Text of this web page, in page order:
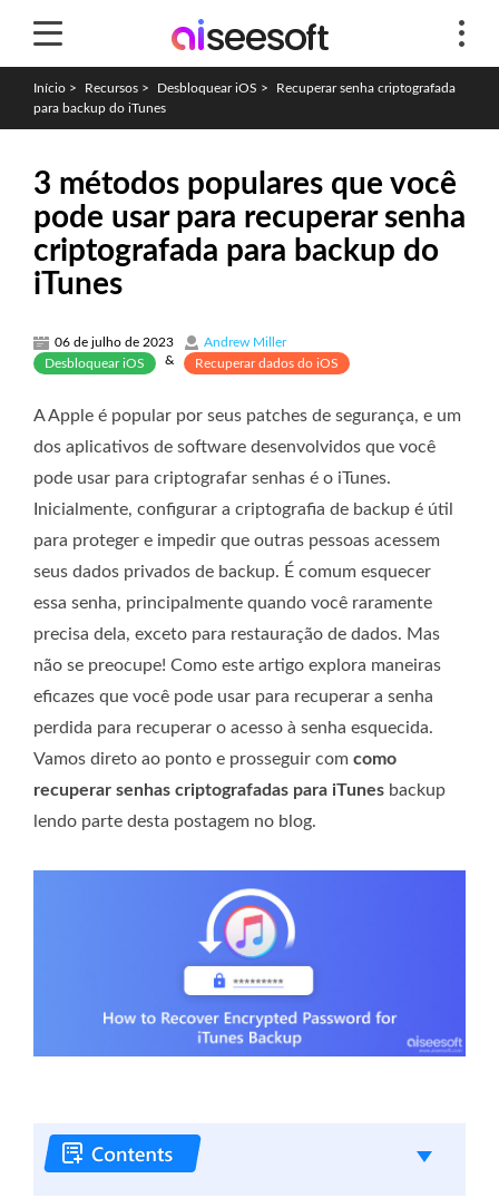
Início > Recursos > Desbloquear iOS >
Recuperar senha criptografada
para backup do iTunes
3 métodos populares que você
pode usar para recuperar senha
criptografada para backup do
iTunes
06 de julho de 2023
Andrew Miller
Desbloquear iOS
& Recuperar dados do iOS
A Apple é popular por seus patches de segurança, e um
dos aplicativos de software desenvolvidos que você
pode usar para criptografar senhas é o iTunes.
Inicialmente, configurar a criptografia de backup é útil
para proteger e impedir que outras pessoas acessem
seus dados privados de backup. É comum esquecer
essa senha, principalmente quando você raramente
precisa dela, exceto para restauração de dados. Mas
não se preocupe! Como este artigo explora maneiras
eficazes que você pode usar para recuperar a senha
perdida para recuperar o acesso à senha esquecida.
Vamos direto ao ponto e prosseguir com como
recuperar senhas criptografadas para iTunes backup
lendo parte desta postagem no blog.